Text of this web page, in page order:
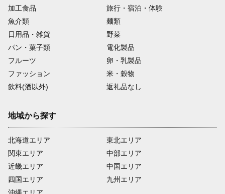
加工食品
旅行・宿泊・体験
魚介類
麺類
日用品・雑貨
野菜
パン・菓子類
電化製品
フルーツ
卵・乳製品
ファッション
米・穀物
飲料(酒以外)
返礼品なし
地域から探す
北海道エリア
関東エリア
近畿エリア
四国エリア
東北エリア
中部エリア
中国エリア
九州エリア